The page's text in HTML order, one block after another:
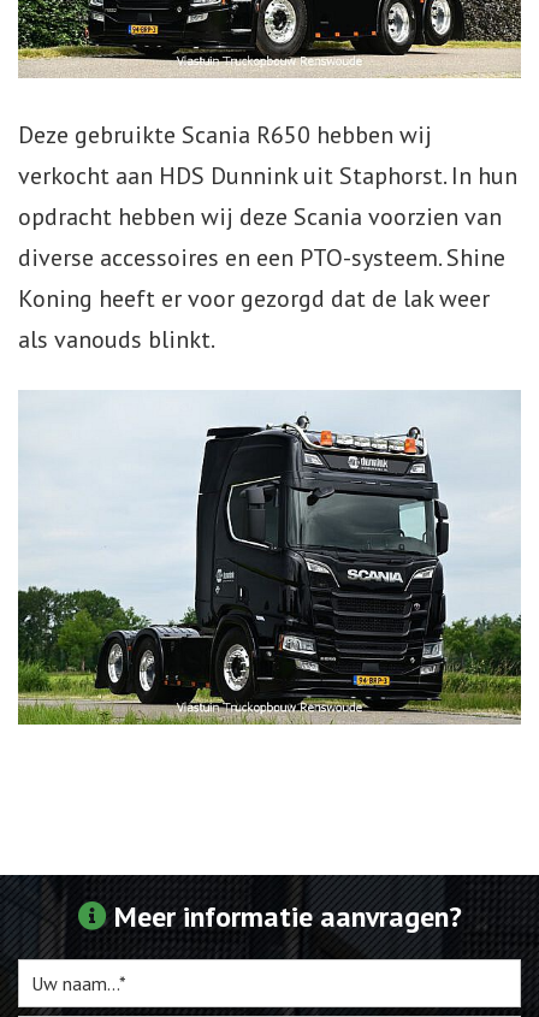
NGS XXL
Te Koop
Miniatuur
Vacatures
Deze gebruikte Scania R650 hebben wij
verkocht aan HDS Dunnink uit Staphorst. In hun
opdracht hebben wij deze Scania voorzien van
diverse accessoires en een PTO-systeem. Shine
Koning heeft er voor gezorgd dat de lak weer
als vanouds blinkt.
Meer informatie aanvragen?